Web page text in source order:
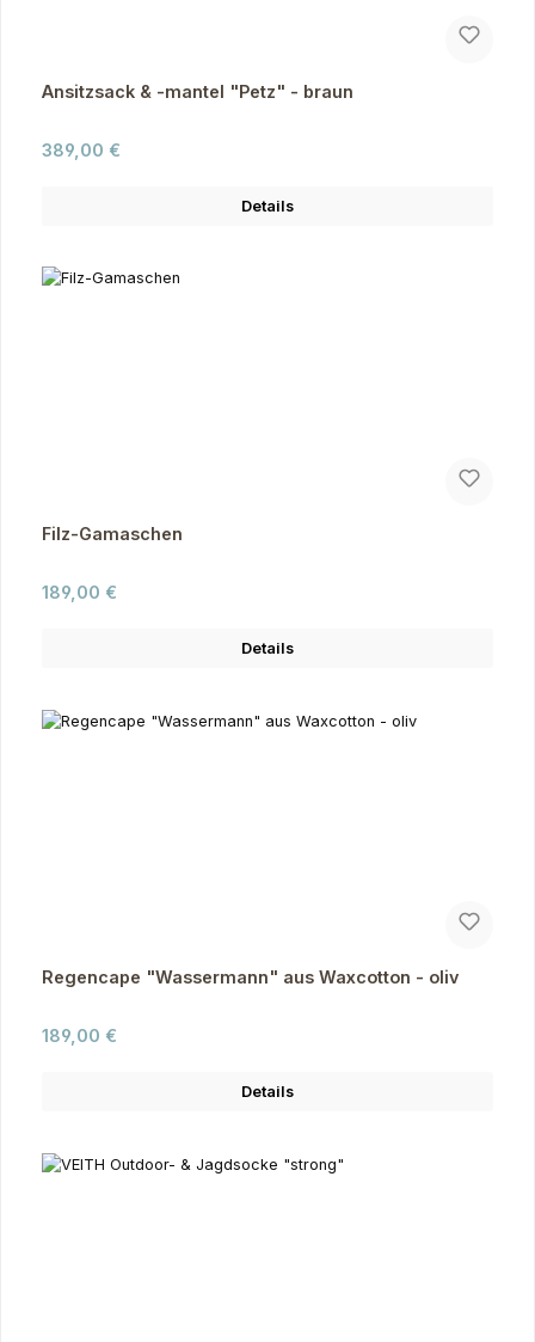
Ansitzsack & -mantel "Petz" - braun
Regulärer Preis:
389,00 €
Details
Filz-Gamaschen
Regulärer Preis:
189,00 €
Details
Regencape "Wassermann" aus Waxcotton - oliv
Regulärer Preis:
189,00 €
Details